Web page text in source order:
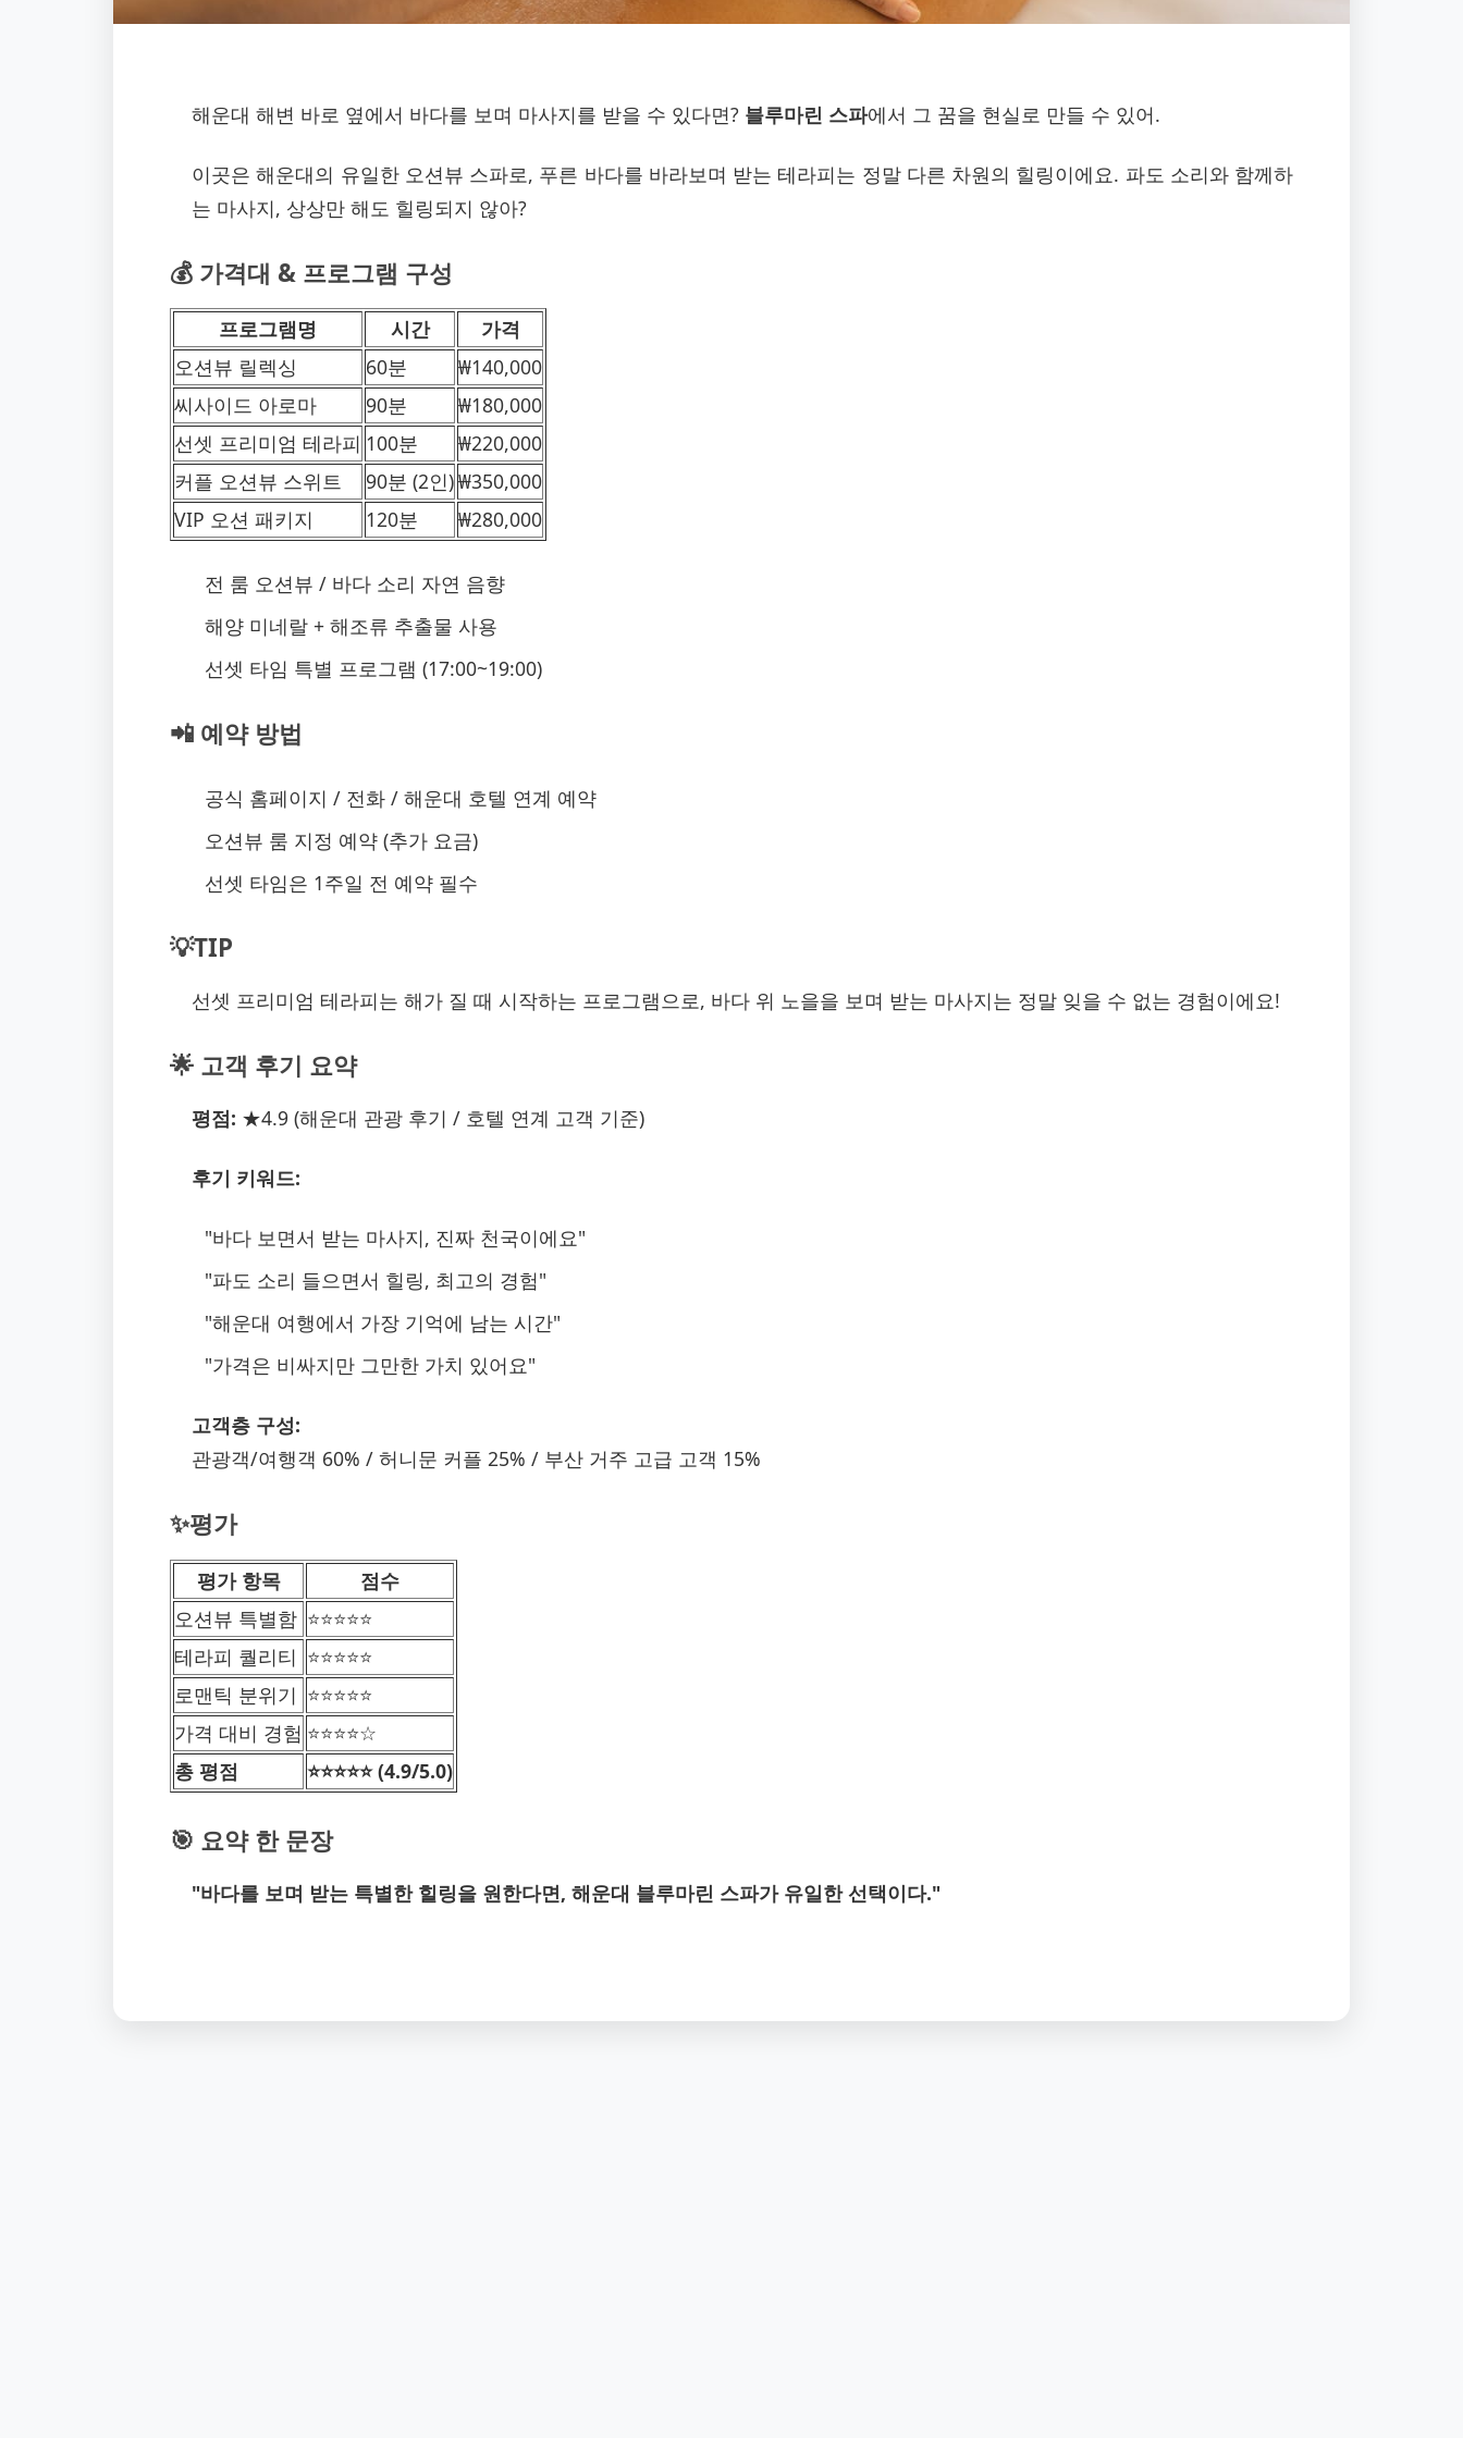
해운대 해변 바로 옆에서 바다를 보며 마사지를 받을 수 있다면? 블루마린 스파에서 그 꿈을 현실로 만들 수 있어.
이곳은 해운대의 유일한 오션뷰 스파로, 푸른 바다를 바라보며 받는 테라피는 정말 다른 차원의 힐링이에요. 파도 소리와 함께하
는 마사지, 상상만 해도 힐링되지 않아?
💰 가격대 & 프로그램 구성
프로그램명 시간
가격
오션뷰 릴렉싱
60분
₩140,000
씨사이드 아로마
90분
₩180,000
선셋 프리미엄 테라피 100분
₩220,000
커플 오션뷰 스위트
90분 (2인)₩350,000
VIP 오션 패키지
120분 ₩280,000
전 룸 오션뷰 / 바다 소리 자연 음향
해양 미네랄 + 해조류 추출물 사용
선셋 타임 특별 프로그램 (17:00~19:00)
📲 예약 방법
공식 홈페이지 / 전화 / 해운대 호텔 연계 예약
오션뷰 룸 지정 예약 (추가 요금)
선셋 타임은 1주일 전 예약 필수
💡TIP
선셋 프리미엄 테라피는 해가 질 때 시작하는 프로그램으로, 바다 위 노을을 보며 받는 마사지는 정말 잊을 수 없는 경험이에요!
🌟 고객 후기 요약
평점: ★4.9 (해운대 관광 후기 / 호텔 연계 고객 기준)
후기 키워드:
"바다 보면서 받는 마사지, 진짜 천국이에요"
"파도 소리 들으면서 힐링, 최고의 경험"
"해운대 여행에서 가장 기억에 남는 시간"
"가격은 비싸지만 그만한 가치 있어요"
고객층 구성:
관광객/여행객 60% / 허니문 커플 25% / 부산 거주 고급 고객 15%
✨평가
평가 항목
점수
오션뷰 특별함 ⭐️⭐️⭐️⭐️⭐️
테라피 퀄리티 ⭐️⭐️⭐️⭐️⭐️
로맨틱 분위기 ⭐️⭐️⭐️⭐️⭐️
가격 대비 경험 ⭐️⭐️⭐️⭐️☆
총 평점
⭐️⭐️⭐️⭐️⭐️ (4.9/5.0)
🎯 요약 한 문장
"바다를 보며 받는 특별한 힐링을 원한다면, 해운대 블루마린 스파가 유일한 선택이다."